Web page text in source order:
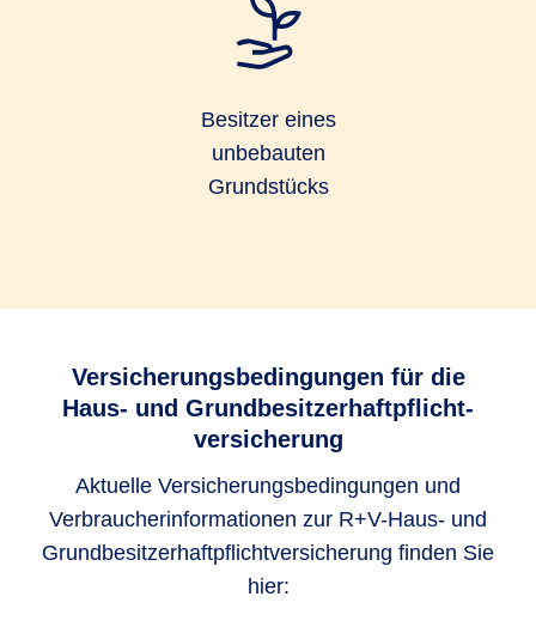
Besitzer eines
unbebauten
Grundstücks
Versicherungsbedingungen für die
Haus- und Grundbesitzer­haftpflicht­
versicherung
Aktuelle Versicherungsbedingungen und
Verbraucherinformationen zur R+V-Haus- und
Grundbesitzer­haftpflicht­versicherung finden Sie
hier: